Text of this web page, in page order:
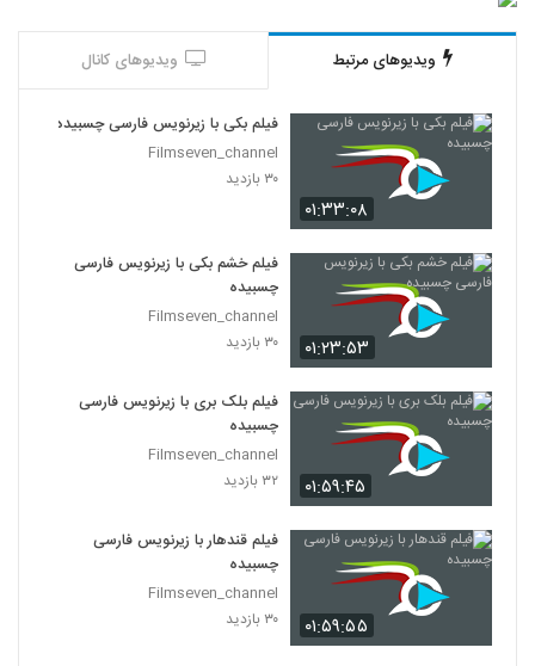
ویدیوهای مرتبط ویدیوهای کانال
۰۱:۳۳:۰۸
فیلم بکی با زیرنویس فارسی چسبیده
Filmseven_channel
۳۰ بازدید
۰۱:۲۳:۵۳
فیلم خشم بکی با زیرنویس فارسی
چسبیده
Filmseven_channel
۳۰ بازدید
۰۱:۵۹:۴۵
فیلم بلک بری با زیرنویس فارسی
چسبیده
Filmseven_channel
۳۲ بازدید
۰۱:۵۹:۵۵
فیلم قندهار با زیرنویس فارسی
چسبیده
Filmseven_channel
۳۰ بازدید